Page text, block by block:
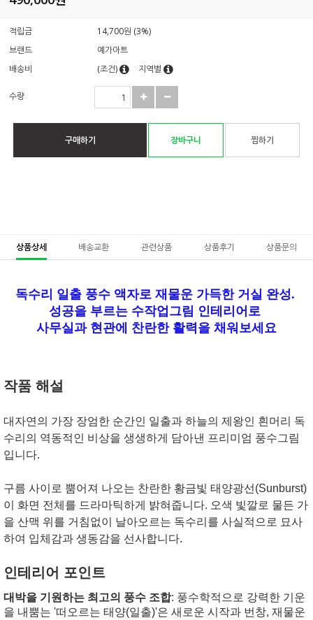
적립금
14,700원 (3%)
브랜드
예가아트
배송비
(조건) 지역별
수량
구매하기 장바구니 찜하기
상품상세 배송교환 관련상품 상품후기 상품문의
독수리 일출 풍수 액자로 재물운 가득한 거실 완성.
성공을 부르는 수작업그림 인테리어로
사무실과 현관에 찬란한 활력을 채워보세요
작품 해설
대자연의 가장 장엄한 순간인 일출과 하늘의 제왕인 흰머리 독
수리의 역동적인 비상을 생생하게 담아낸 프리미엄 풍수그림
입니다.
구름 사이로 뿜어져 나오는 찬란한 황금빛 태양광선(Sunburst)
이 화면 전체를 드라마틱하게 밝혀줍니다. 오색 빛깔로 물든 가
을 산맥 위를 거침없이 날아오르는 독수리를 사실적으로 묘사
하여 입체감과 생동감을 선사합니다.
인테리어 포인트
대박을 기원하는 최고의 풍수 조합: 풍수학적으로 강력한 기운
을 내뿜는 '떠오르는 태양(일출)'은 새로운 시작과 번창, 재물운